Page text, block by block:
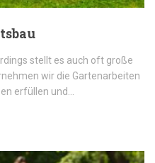
stellt es auch oft große
wir die Gartenarbeiten
erfüllen und…